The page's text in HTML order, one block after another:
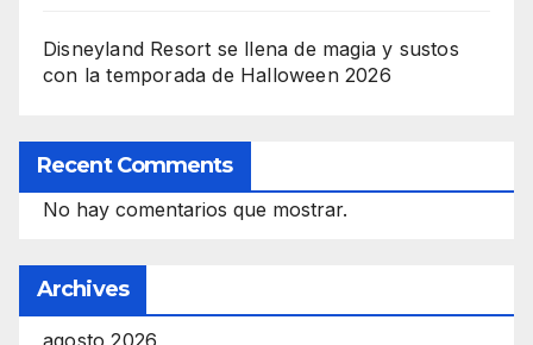
Disneyland Resort se llena de magia y sustos
con la temporada de Halloween 2026
Recent Comments
No hay comentarios que mostrar.
Archives
agosto 2026